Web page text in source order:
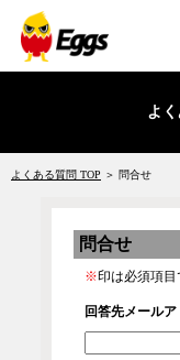
よ
よくある質問 TOP ＞ 問合せ
問合せ
※印は必須項目
回答先メールア